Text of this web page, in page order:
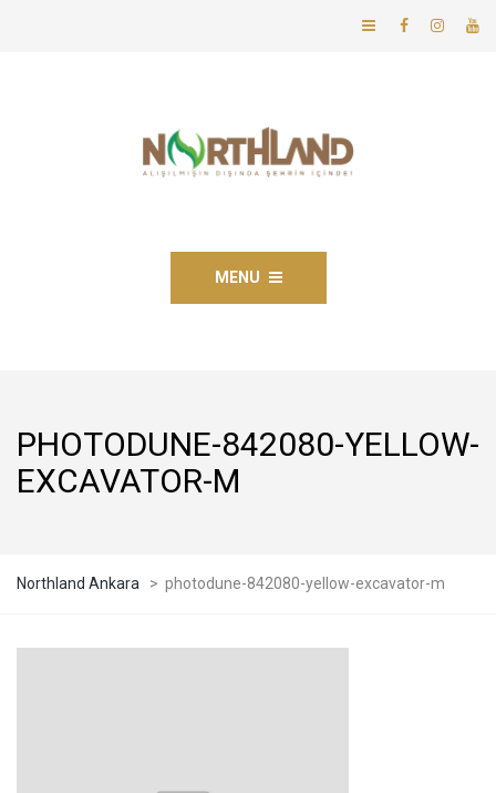
MENU
PHOTODUNE-842080-YELLOW-
EXCAVATOR-M
Northland Ankara > photodune-842080-yellow-excavator-m